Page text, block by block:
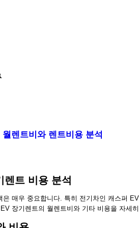
렌트비와 렌트비용 분석
렌트 비용 분석
은 매우 중요합니다. 특히 전기차인 캐스퍼
장기렌트의 월렌트비와 기타 비용을 자세